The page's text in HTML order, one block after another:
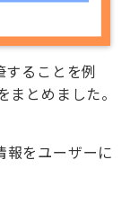
することを例
とめました。
報をユーザーに